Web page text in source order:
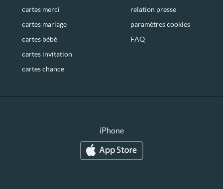
cartes merci
cartes mariage
cartes bébé
cartes invitation
cartes chance
relation presse
paramètres cookies
FAQ
iPhone